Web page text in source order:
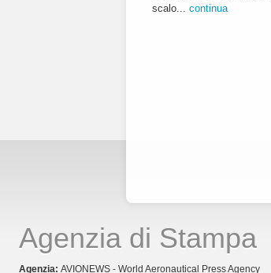
scalo... continua
Agenzia di Stampa
Agenzia: AVIONEWS - World Aeronautical Press Agency